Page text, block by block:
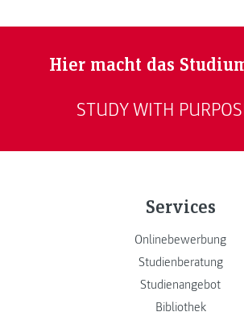
Hier macht das
STUDY WITH
Services
Onlinebewerbung
Studienberatung
Studienangebot
Bibliothek